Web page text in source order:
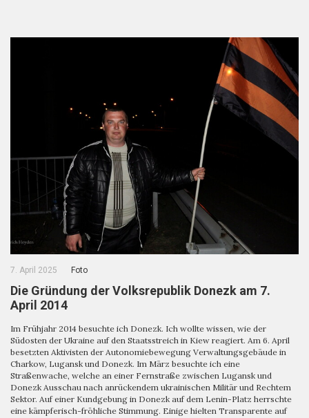
7. April 2025 Foto
Die Gründung der Volksrepublik Donezk am 7.
April 2014
Im Frühjahr 2014 besuchte ich Donezk. Ich wollte wissen, wie der
Südosten der Ukraine auf den Staatsstreich in Kiew reagiert. Am 6. April
besetzten Aktivisten der Autonomiebewegung Verwaltungsgebäude in
Charkow, Lugansk und Donezk. Im März besuchte ich eine
Straßenwache, welche an einer Fernstraße zwischen Lugansk und
Donezk Ausschau nach anrückendem ukrainischen Militär und Rechtem
Sektor. Auf einer Kundgebung in Donezk auf dem Lenin-Platz herrschte
eine kämpferisch-fröhliche Stimmung. Einige hielten Transparente auf